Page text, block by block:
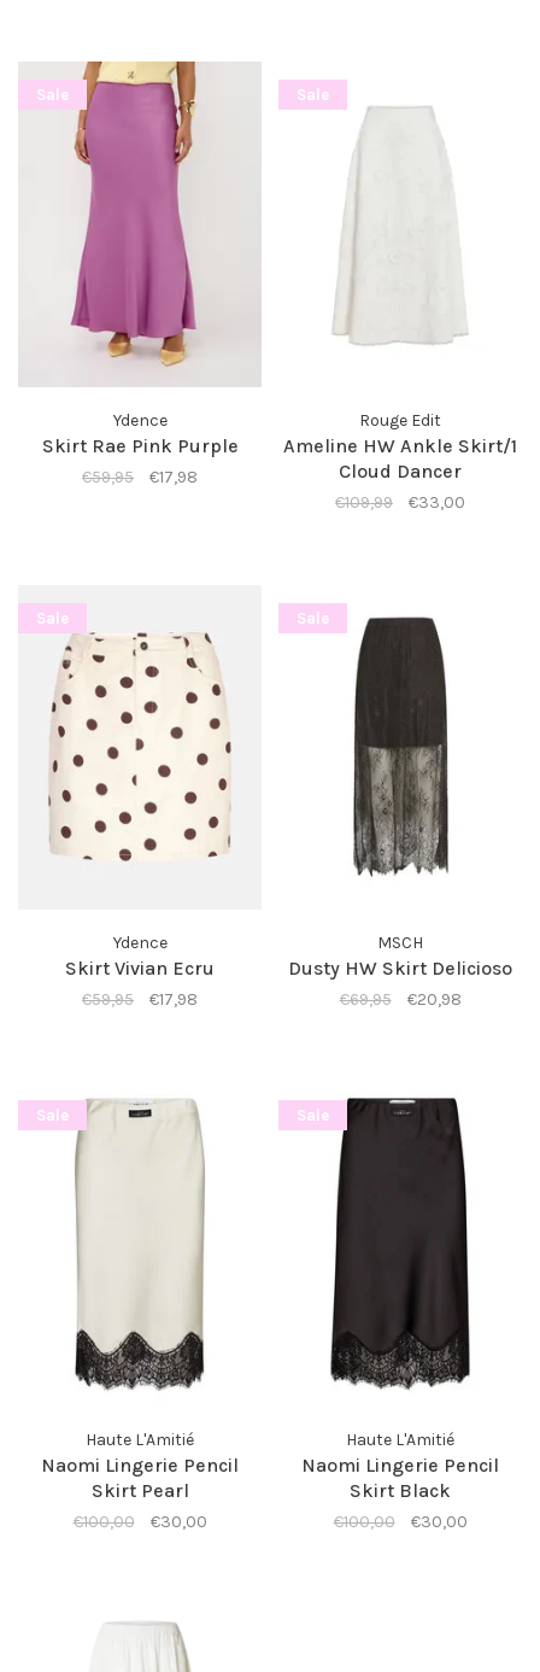
Sale
Ydence
Skirt Rae Pink Purple
€59,95 €17,98
Sale
Rouge Edit
Ameline HW Ankle Skirt/1
Cloud Dancer
€109,99 €33,00
Sale
Ydence
Skirt Vivian Ecru
€59,95 €17,98
Sale
MSCH
Dusty HW Skirt Delicioso
€69,95 €20,98
Sale
Haute L'Amitié
Naomi Lingerie Pencil
Skirt Pearl
€100,00 €30,00
Sale
Haute L'Amitié
Naomi Lingerie Pencil
Skirt Black
€100,00 €30,00